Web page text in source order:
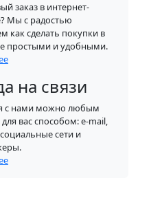
заказ в интернет-
Мы с радостью
как сделать покупки в
простыми и удобными.
на связи
с нами можно любым
вас способом: e-mail,
сети и